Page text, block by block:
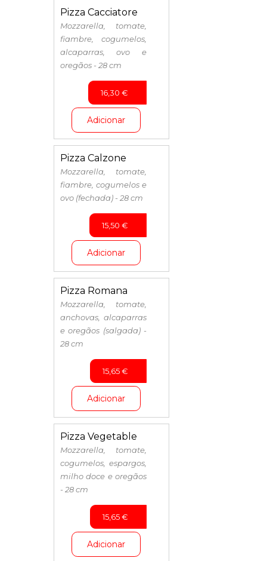
Pizza Cacciatore
Mozzarella, tomate,
fiambre, cogumelos,
alcaparras, ovo e
oregãos - 28 cm
16,30 €
Adicionar
Pizza Calzone
Mozzarella, tomate,
fiambre, cogumelos e
ovo (fechada) - 28 cm
15,50 €
Adicionar
Pizza Romana
Mozzarella, tomate,
anchovas, alcaparras
e oregãos (salgada) -
28 cm
15,65€
Adicionar
Pizza Vegetable
Mozzarella, tomate,
cogumelos, espargos,
milho doce e oregãos
- 28 cm
15,65€
Adicionar